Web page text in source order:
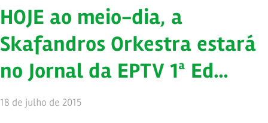
HOJE ao meio-dia, a
Skafandros Orkestra estará
no Jornal da EPTV 1ª Ed…
18 de julho de 2015